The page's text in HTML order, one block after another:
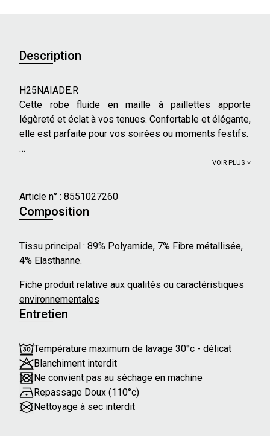
Description
H25NAIADE.R
Cette robe fluide en maille à paillettes apporte
légèreté et éclat à vos tenues. Confortable et élégante,
elle est parfaite pour vos soirées ou moments festifs.
- Forme du col : V
- Longueur : Genou
- Épaules ouvertes
- Aspect brillant
Nos mannequins mesurent en moyenne 175 cm et
portent une taille 36.
VOIR PLUS
Article n° : 8551027260
Composition
Tissu principal : 89% Polyamide, 7% Fibre métallisée,
4% Elasthanne.
Fiche produit relative aux qualités ou caractéristiques
environnementales
Entretien
Température maximum de lavage 30°c - délicat
Blanchiment interdit
Ne convient pas au séchage en machine
Repassage Doux (110°c)
Nettoyage à sec interdit